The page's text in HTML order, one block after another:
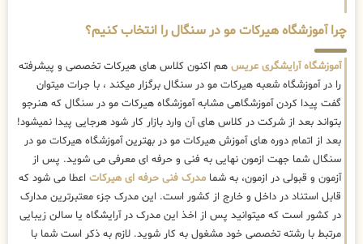
چرا آموزشگاه هیرکات مو در سنگال را انتخاب کنیم؟
آموزشگاه آرایشگری عریس هم اکنون کلاس های هیرکات تخصصی و پیشرفته
را در آموزشگاه شعبه هیرکات مو در سنگال برگزار میکند ، با جرات میتوان
گفت پیدا کردن آموزشگاهی مشابه آموزشگاه هیرکات مو در سنگال که هنرجو
بتواند بعد از شرکت در کلاس های آن وارد بازار کار شود هرجایی پیدا نمیشود!
بعد از اتمام دوره های آموزش هیرکات مو در بهترین آموزشگاه هیرکات مو در
سنگال شما جهت ازمون نهایی به فنی و حرفه ای معرفی می شوید. پس از
آزمون و قبولی در ازمون، به شما مدرک فنی حرفه ای هیرکات اعطا می شود که
قابل استناد در داخل و خارج از کشور است. این مدرک جزء معتبرترین مدارک
در کشور است که میتوانید پس از اخذ این مدرک در آرایشگاه یا سالن زیبایی
مرتبط با رشته تخصصی خود مشغول به کار شوید. لازم به ذکر است شما با